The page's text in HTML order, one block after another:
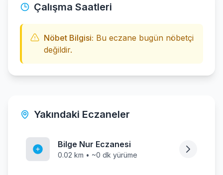
Çalışma Saatleri
Nöbet Bilgisi: Bu eczane bugün nöbetçi
değildir.
Yakındaki Eczaneler
Bilge Nur Eczanesi
0.02 km • ~0 dk yürüme